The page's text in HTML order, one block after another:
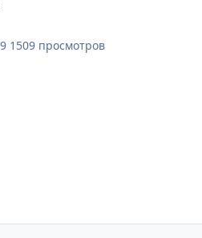
1509 просмотров